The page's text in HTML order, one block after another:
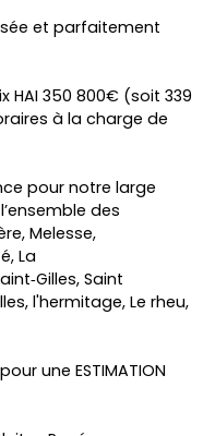
et parfaitement
HAI 350 800€ (soit 339
à la charge de
pour notre large
des
Melesse,
La
Saint
l'hermitage, Le rheu,
une ESTIMATION